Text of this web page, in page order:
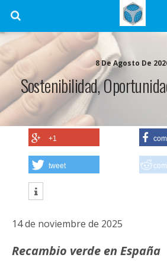
8 De Agosto De
Sostenibilidad,
+1
tweet
14 de noviembre de 2025
Recambio verde en España